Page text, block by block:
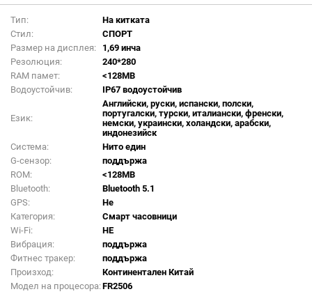
Тип:
На китката
Стил:
СПОРТ
Размер на дисплея:
1,69 инча
Резолюция:
240*280
RAM памет:
<128MB
Водоустойчив:
IP67 водоустойчив
Език:
Английски, руски, испански, полски,
португалски, турски, италиански, френски,
немски, украински, холандски, арабски,
индонезийск
Система:
Нито един
G-сензор:
поддържа
ROM:
<128MB
Bluetooth:
Bluetooth 5.1
GPS:
Не
Категория:
Смарт часовници
Wi-Fi:
НЕ
Вибрация:
поддържа
Фитнес тракер:
поддържа
Произход:
Континентален Китай
Модел на процесора: FR2506